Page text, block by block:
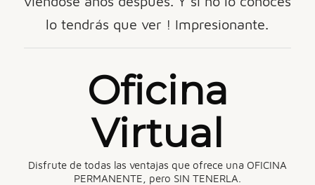
lo tendrás que ver ! Impresionante.
Oficina
Virtual
Disfrute de todas las ventajas que ofrece una OFICINA
PERMANENTE, pero SIN TENERLA.